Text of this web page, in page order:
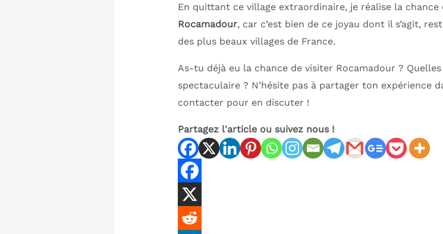
En quittant ce village extraordinaire, je réalise la chance
Rocamadour, car c’est bien de ce joyau dont il s’agit,
des plus beaux villages de France.
As-tu déjà eu la chance de visiter Rocamadour ?
spectaculaire ? N’hésite pas à partager ton expérience
contacter pour en discuter !
Partagez l'article ou suivez nous !